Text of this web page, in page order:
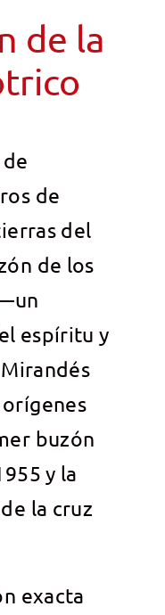
de la
de
del
de los
espíritu y
buzón
y la
la cruz
exacta